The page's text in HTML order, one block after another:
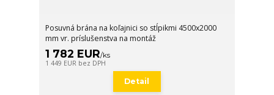
Posuvná brána na koľajnici so stĺpikmi 4500x2000
mm vr. príslušenstva na montáž
1 782 EUR/ks
1 449 EUR bez DPH
Detail